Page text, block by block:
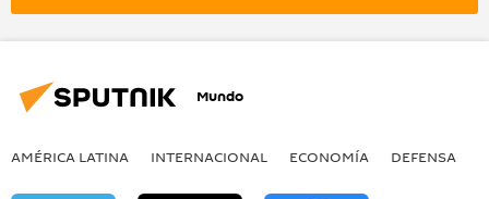
Mundo
AMÉRICA LATINA INTERNACIONAL ECONOMÍA DEFENSA